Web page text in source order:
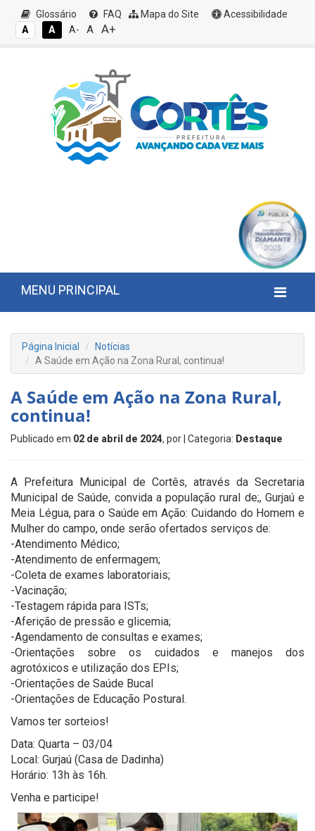
Glossário FAQ Mapa do Site
Acessibilidade
A
A A- A A+
MENU PRINCIPAL
Página Inicial
Notícias
A Saúde em Ação na Zona Rural, continua!
A Saúde em Ação na Zona Rural,
continua!
Publicado em 02 de abril de 2024, por | Categoria: Destaque
A Prefeitura Municipal de Cortês, através da Secretaria
Municipal de Saúde, convida a população rural de;, Gurjaú e
Meia Légua, para o Saúde em Ação: Cuidando do Homem e
Mulher do campo, onde serão ofertados serviços de:
-Atendimento Médico;
-Atendimento de enfermagem;
-Coleta de exames laboratoriais;
-Vacinação;
-Testagem rápida para ISTs;
-Aferição de pressão e glicemia;
-Agendamento de consultas e exames;
-Orientações sobre os cuidados e manejos dos
agrotóxicos e utilização dos EPIs;
-Orientações de Saúde Bucal
-Orientações de Educação Postural.
Vamos ter sorteios!
Data: Quarta – 03/04
Local: Gurjaú (Casa de Dadinha)
Horário: 13h às 16h.
Venha e participe!